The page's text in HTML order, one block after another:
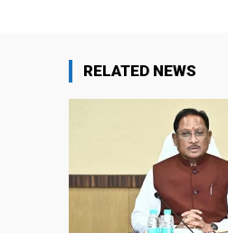
RELATED NEWS